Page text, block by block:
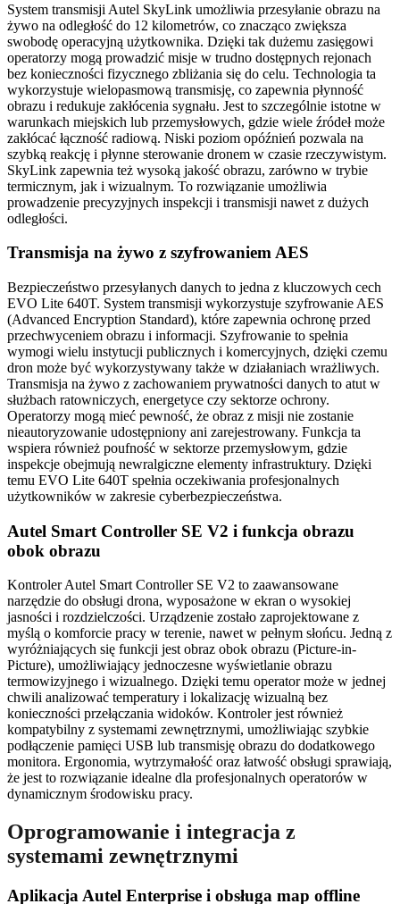
System transmisji Autel SkyLink umożliwia przesyłanie obrazu na
żywo na odległość do 12 kilometrów, co znacząco zwiększa
swobodę operacyjną użytkownika. Dzięki tak dużemu zasięgowi
operatorzy mogą prowadzić misje w trudno dostępnych rejonach
bez konieczności fizycznego zbliżania się do celu. Technologia ta
wykorzystuje wielopasmową transmisję, co zapewnia płynność
obrazu i redukuje zakłócenia sygnału. Jest to szczególnie istotne w
warunkach miejskich lub przemysłowych, gdzie wiele źródeł może
zakłócać łączność radiową. Niski poziom opóźnień pozwala na
szybką reakcję i płynne sterowanie dronem w czasie rzeczywistym.
SkyLink zapewnia też wysoką jakość obrazu, zarówno w trybie
termicznym, jak i wizualnym. To rozwiązanie umożliwia
prowadzenie precyzyjnych inspekcji i transmisji nawet z dużych
odległości.
Transmisja na żywo z szyfrowaniem AES
Bezpieczeństwo przesyłanych danych to jedna z kluczowych cech
EVO Lite 640T. System transmisji wykorzystuje szyfrowanie AES
(Advanced Encryption Standard), które zapewnia ochronę przed
przechwyceniem obrazu i informacji. Szyfrowanie to spełnia
wymogi wielu instytucji publicznych i komercyjnych, dzięki czemu
dron może być wykorzystywany także w działaniach wrażliwych.
Transmisja na żywo z zachowaniem prywatności danych to atut w
służbach ratowniczych, energetyce czy sektorze ochrony.
Operatorzy mogą mieć pewność, że obraz z misji nie zostanie
nieautoryzowanie udostępniony ani zarejestrowany. Funkcja ta
wspiera również poufność w sektorze przemysłowym, gdzie
inspekcje obejmują newralgiczne elementy infrastruktury. Dzięki
temu EVO Lite 640T spełnia oczekiwania profesjonalnych
użytkowników w zakresie cyberbezpieczeństwa.
Autel Smart Controller SE V2 i funkcja obrazu
obok obrazu
Kontroler Autel Smart Controller SE V2 to zaawansowane
narzędzie do obsługi drona, wyposażone w ekran o wysokiej
jasności i rozdzielczości. Urządzenie zostało zaprojektowane z
myślą o komforcie pracy w terenie, nawet w pełnym słońcu. Jedną z
wyróżniających się funkcji jest obraz obok obrazu (Picture-in-
Picture), umożliwiający jednoczesne wyświetlanie obrazu
termowizyjnego i wizualnego. Dzięki temu operator może w jednej
chwili analizować temperatury i lokalizację wizualną bez
konieczności przełączania widoków. Kontroler jest również
kompatybilny z systemami zewnętrznymi, umożliwiając szybkie
podłączenie pamięci USB lub transmisję obrazu do dodatkowego
monitora. Ergonomia, wytrzymałość oraz łatwość obsługi sprawiają,
że jest to rozwiązanie idealne dla profesjonalnych operatorów w
dynamicznym środowisku pracy.
Oprogramowanie i integracja z
systemami zewnętrznymi
Aplikacja Autel Enterprise i obsługa map offline